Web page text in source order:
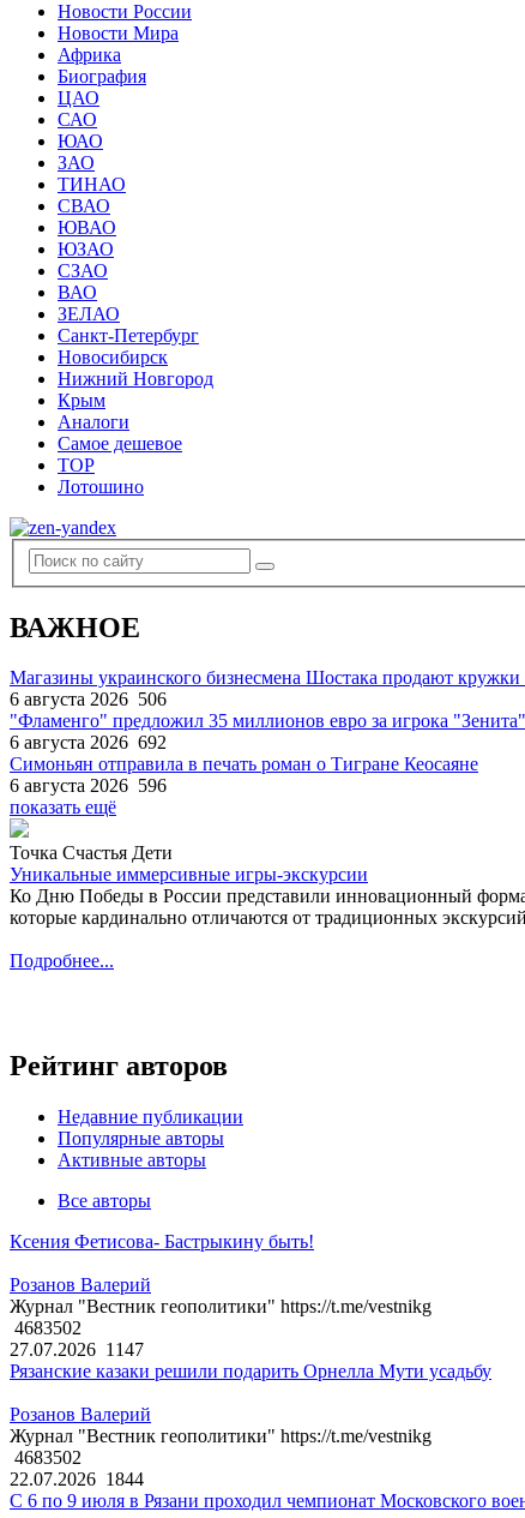
Новости России
Новости Мира
Африка
Биография
ЦАО
САО
ЮАО
ЗАО
ТИНАО
СВАО
ЮВАО
ЮЗАО
СЗАО
ВАО
ЗЕЛАО
Санкт-Петербург
Новосибирск
Нижний Новгород
Крым
Аналоги
Самое дешевое
TOP
Лотошино
ВАЖНОЕ
Магазины украинского бизнесмена Шостака продают кружки
6 августа 2026 506
"Фламенго" предложил 35 миллионов евро за игрока
6 августа 2026 692
Симоньян отправила в печать роман о Тигране Кеосаяне
6 августа 2026 596
показать ещё
Точка Счастья Дети
Уникальные иммерсивные игры-экскурсии
Ко Дню Победы в России представили инновационный
которые кардинально отличаются от традиционных
Подробнее...
Рейтинг авторов
Недавние публикации
Популярные авторы
Активные авторы
Все авторы
Ксения Фетисова- Бастрыкину быть!
Розанов Валерий
Журнал "Вестник геополитики" https://t.me/vestnikg
4683502
27.07.2026 1147
Рязанские казаки решили подарить Орнелла Мути усадьбу
Розанов Валерий
Журнал "Вестник геополитики" https://t.me/vestnikg
4683502
22.07.2026 1844
С 6 по 9 июля в Рязани проходил чемпионат Московского